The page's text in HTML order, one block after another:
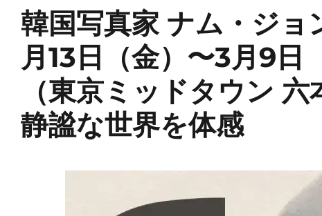
韓国写真家 ナム・ジ
月13日（金）〜3月9
（東京ミッドタウン
静謐な世界を体感